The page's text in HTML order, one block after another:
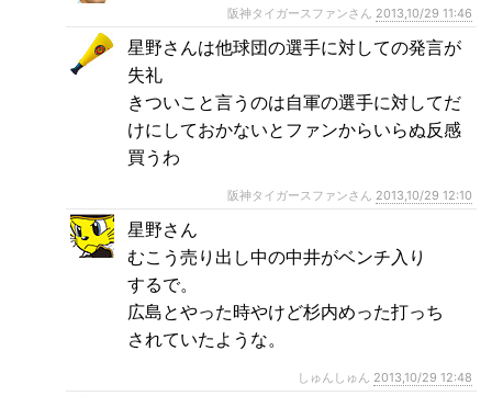
阪神タイガースファンさん 2013,10/29 11:46
星野さんは他球団の選手に対しての発言が
失礼
きついこと言うのは自軍の選手に対してだ
けにしておかないとファンからいらぬ反感
買うわ
阪神タイガースファンさん 2013,10/29 12:10
星野さん
むこう売り出し中の中井がベンチ入り
するで。
広島とやった時やけど杉内めった打っち
されていたような。
しゅんしゅん 2013,10/29 12:48